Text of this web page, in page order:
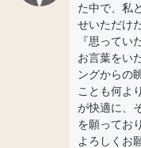
た中で、私
せいただけ
『思って
お言葉をい
ングからの
ことも何よ
が快適に、
を願ってお
よろしくお